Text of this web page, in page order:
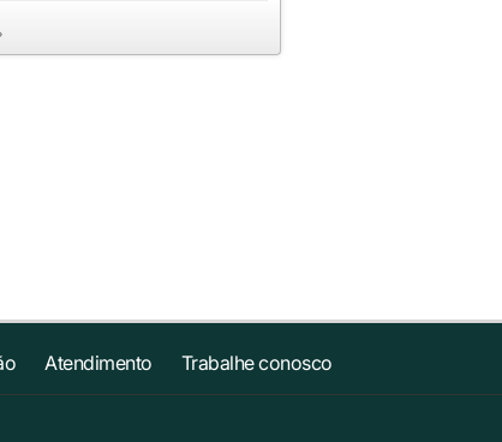
Atendimento Trabalhe conosco